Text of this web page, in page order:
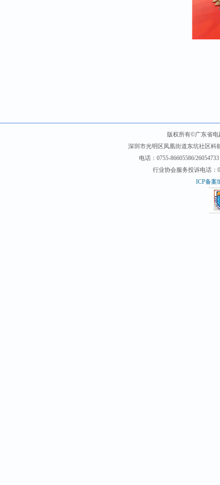
版权所有©广东省
深圳市光明区凤凰街道东坑社区科
电话：0755-86605586/
行业协会服务投诉电话：
ICP备案